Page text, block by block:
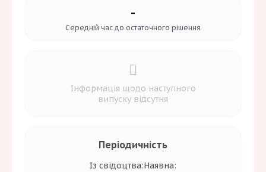
-
Середній час до остаточного рішення
Інформація щодо наступного
випуску відсутня
Періодичність
Із свідоцтва:Наявна: